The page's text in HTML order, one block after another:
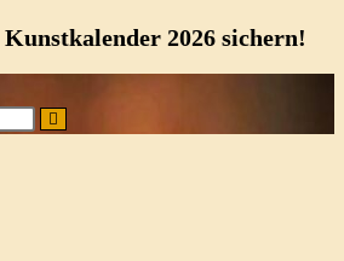
2026 sichern!